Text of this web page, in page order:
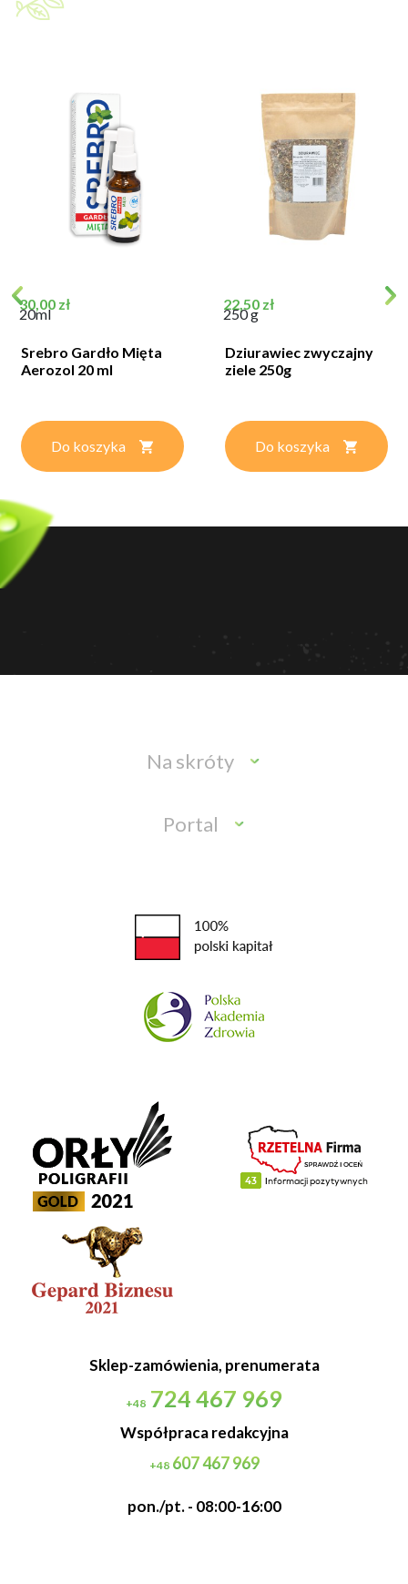
Cena
30,00 zł
20ml
Srebro Gardło Mięta
Aerozol 20 ml
Do koszyka
Cena
22,50 zł
250 g
Dziurawiec zwyczajny
ziele 250g
Do koszyka
Na skróty
Portal
Sklep-zamówienia, prenumerata
+48 724 467 969
Współpraca redakcyjna
+48607 467 969
pon./pt. - 08:00-16:00